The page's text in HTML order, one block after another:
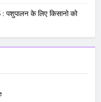
के लिए किसानो को